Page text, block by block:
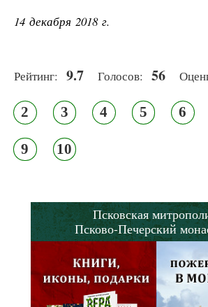
14 декабря 2018 г.
Рейтинг: 9.7 Голосов: 56
2 3 4 5 6
9 10
Псковская
Псково-Печерский